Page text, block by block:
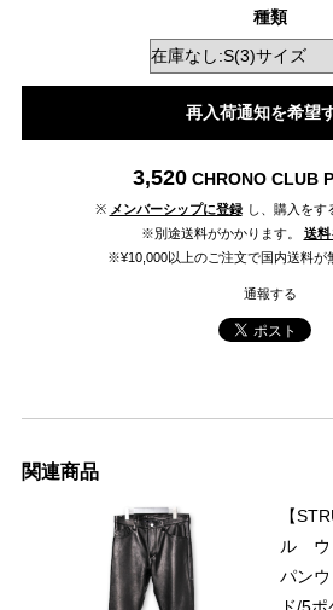
種類
再入荷通知を希望
3,520 CHRONO CLUB
※ メンバーシップに登録 し、購入をす
※別途送料がかかります。
送料
※¥10,000以上のご注文で国内送料が
通報する
関連商品
【
ル ウ
パン